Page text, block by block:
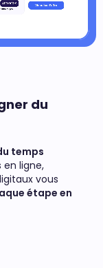
du
temps
en ligne,
vous
étape en